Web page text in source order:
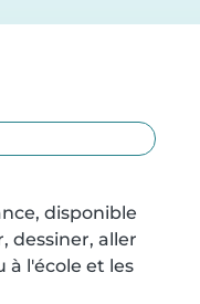
disponible
dessiner, aller
à l'école et les